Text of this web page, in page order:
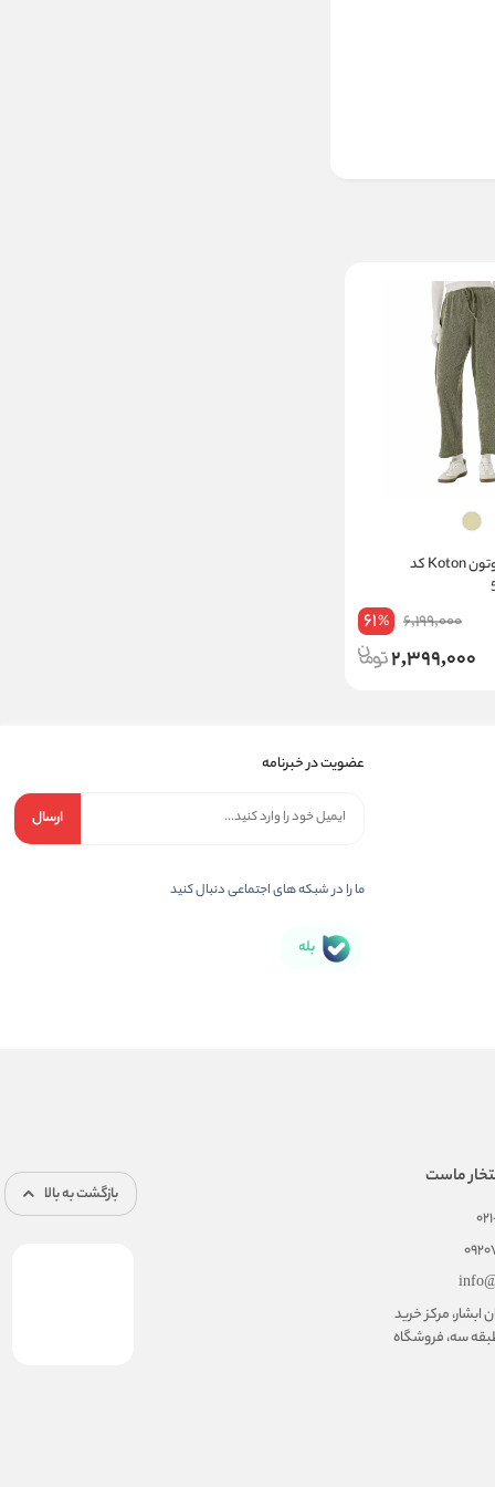
شلوار آزاد زنانه کوتون Koton کد
6,199,000
61%
2,399,000
عضویت در خبرنامه
ارسال
ما را در شبکه های اجتماعی دنبال کنید
بله
ماست
مرکز خرید
سه، فروشگاه
بازگشت به بالا